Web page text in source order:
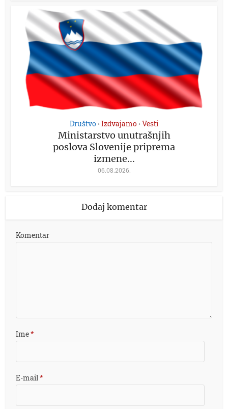
Društvo • Izdvajamo • Vesti
Ministarstvo unutrašnjih
poslova Slovenije priprema
izmene...
06.08.2026.
Dodaj komentar
Komentar
Ime*
E-mail*